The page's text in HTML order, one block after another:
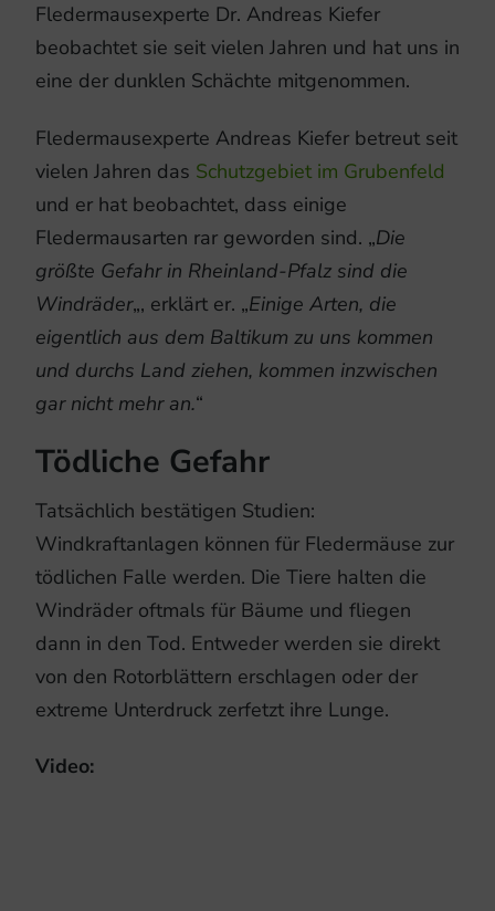
Fledermausexperte Dr. Andreas Kiefer
beobachtet sie seit vielen Jahren und hat uns in
eine der dunklen Schächte mitgenommen.
Fledermausexperte Andreas Kiefer betreut seit
vielen Jahren das Schutzgebiet im Grubenfeld
und er hat beobachtet, dass einige
Fledermausarten rar geworden sind. „Die
größte Gefahr in Rheinland-Pfalz sind die
Windräder„, erklärt er. „Einige Arten, die
eigentlich aus dem Baltikum zu uns kommen
und durchs Land ziehen, kommen inzwischen
gar nicht mehr an.“
Tödliche Gefahr
Tatsächlich bestätigen Studien:
Windkraftanlagen können für Fledermäuse zur
tödlichen Falle werden. Die Tiere halten die
Windräder oftmals für Bäume und fliegen
dann in den Tod. Entweder werden sie direkt
von den Rotorblättern erschlagen oder der
extreme Unterdruck zerfetzt ihre Lunge.
Video: